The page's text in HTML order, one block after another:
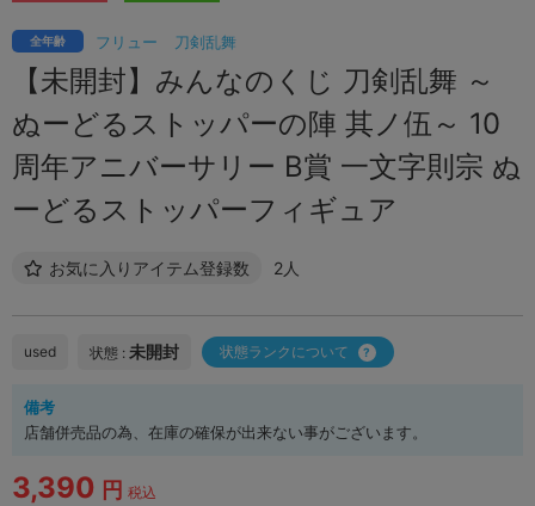
フリュー 刀剣乱舞
全年齢
【未開封】みんなのくじ 刀剣乱舞 ～
ぬーどるストッパーの陣 其ノ伍～ 10
周年アニバーサリー B賞 一文字則宗 ぬ
ーどるストッパーフィギュア
お気に入りアイテム登録数 2人
used 状態 : 未開封 状態ランクについて
備考
店舗併売品の為、在庫の確保が出来ない事がございます。
3,390 円 税込